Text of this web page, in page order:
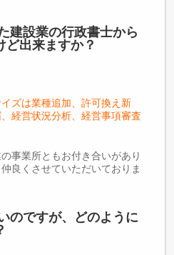
建設業の行政書士から
ど出来ますか？
ズは業種追加、許可換え新
経営状況分析、経営事項審査
事業所ともお付き合いがあり
良くさせていただいておりま
のですが、どのように